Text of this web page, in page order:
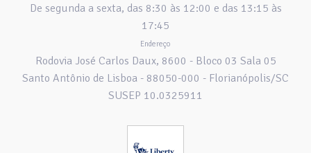
De segunda a sexta, das 8:30 às 12:00 e das 13:15 às
17:45
Endereço
Rodovia José Carlos Daux, 8600 - Bloco 03 Sala 05
Santo Antônio de Lisboa - 88050-000 - Florianópolis/SC
SUSEP 10.0325911